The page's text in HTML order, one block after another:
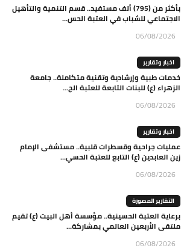
بأكثر من (795) ألف مستفيد.. قسم التنمية والتأهيل
الاجتماعي للشباب في العتبة الحس...
06/08/2026
اخبار وتقارير
خدمات طبية وإرشادية وتقنية متكاملة.. جامعة
الزهراء (ع) للبنات التابعة للعتبة الح...
06/08/2026
اخبار وتقارير
عمليات جراحية وقسطرات قلبية.. مستشفى الإمام
زين العابدين (ع) التابع للعتبة الحسي...
06/08/2026
التقارير المصورة
برعاية العتبة الحسينية.. مؤسسة أهل البيت (ع) تقيم
ملتقى الأربعين العالمي بمشاركة...
06/08/2026